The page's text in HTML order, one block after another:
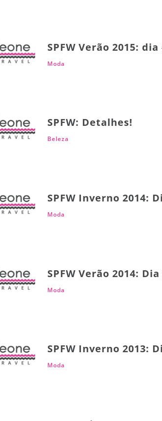
SPFW Verão 2015: dia
Moda
SPFW: Detalhes!
Beleza
SPFW Inverno 2014:
Moda
SPFW Verão 2014:
Moda
SPFW Inverno 2013:
Moda